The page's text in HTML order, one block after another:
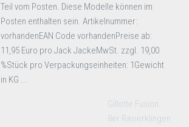
Teil vom Posten. Diese Modelle können im
Posten enthalten sein. Artikelnummer:
vorhandenEAN Code vorhandenPreise ab:
11,95 Euro pro Jack JackeMwSt. zzgl. 19,00
%Stück pro Verpackungseinheiten: 1Gewicht
in KG ...
Gillette Fusion
8er Rasierklingen